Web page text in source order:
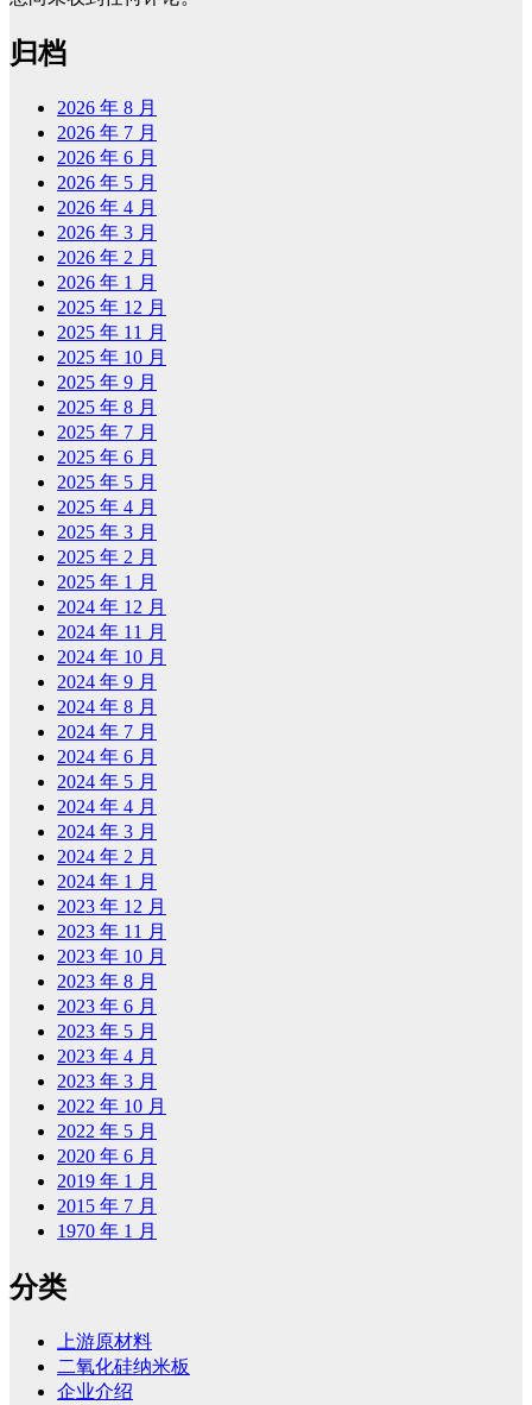
归档
2026 年 8 月
2026 年 7 月
2026 年 6 月
2026 年 5 月
2026 年 4 月
2026 年 3 月
2026 年 2 月
2026 年 1 月
2025 年 12 月
2025 年 11 月
2025 年 10 月
2025 年 9 月
2025 年 8 月
2025 年 7 月
2025 年 6 月
2025 年 5 月
2025 年 4 月
2025 年 3 月
2025 年 2 月
2025 年 1 月
2024 年 12 月
2024 年 11 月
2024 年 10 月
2024 年 9 月
2024 年 8 月
2024 年 7 月
2024 年 6 月
2024 年 5 月
2024 年 4 月
2024 年 3 月
2024 年 2 月
2024 年 1 月
2023 年 12 月
2023 年 11 月
2023 年 10 月
2023 年 8 月
2023 年 6 月
2023 年 5 月
2023 年 4 月
2023 年 3 月
2022 年 10 月
2022 年 5 月
2020 年 6 月
2019 年 1 月
2015 年 7 月
1970 年 1 月
分类
上游原材料
二氧化硅纳米板
企业介绍